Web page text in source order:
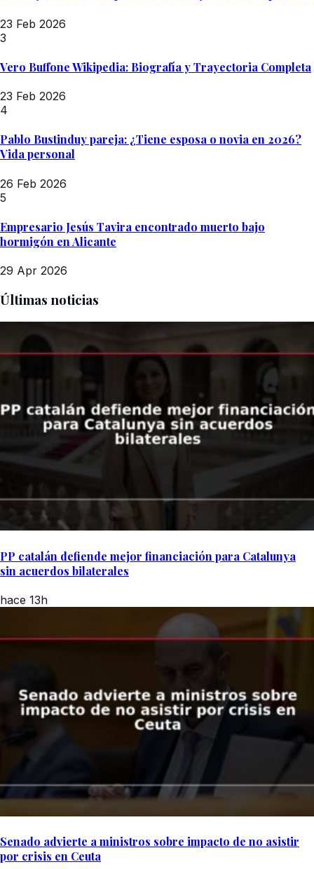
23 Feb 2026
3
Vero Buffone Wikipedia: Biografía y Trayectoria Completa
23 Feb 2026
4
Pablo Bustinduy pareja: ¿Tiene esposa o novia en 2026?
Vida personal
26 Feb 2026
5
Empresario Jesús Tavira encontrado muerto bajo
hormigón en Alicante
29 Apr 2026
Últimas noticias
PP catalán defiende mejor financiación para Catalunya
sin acuerdos bilaterales
hace 13h
Senado advierte a ministros sobre impacto de no asistir
por crisis en Ceuta